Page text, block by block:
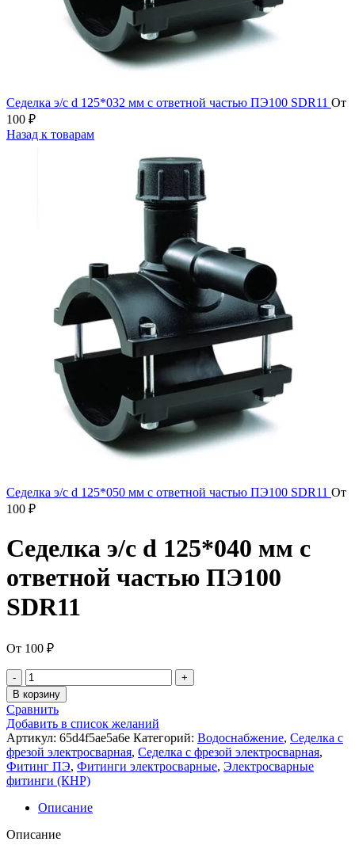
Седелка э/с d 125*032 мм с ответной частью ПЭ100 SDR11 От
100 ₽
Назад к товарам
Седелка э/с d 125*050 мм с ответной частью ПЭ100 SDR11 От
100 ₽
Седелка э/с d 125*040 мм с
ответной частью ПЭ100
SDR11
От 100 ₽
В корзину
Сравнить
Добавить в список желаний
Артикул: 65d4f5ae5a6e Категорий: Водоснабжение, Седелка с
фрезой электросварная, Седелка с фрезой электросварная,
Фитинг ПЭ, Фитинги электросварные, Электросварные
фитинги (КНР)
Описание
Описание